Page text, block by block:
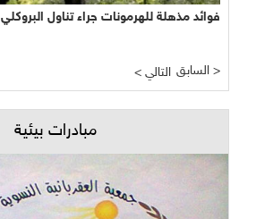
فوائد مذهلة للهرمونات جراء تناول البروكلي
< التالي السابق >
مبادرات بيئية